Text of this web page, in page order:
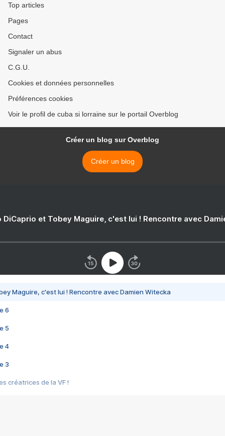
Top articles
Pages
Contact
Signaler un abus
C.G.U.
Cookies et données personnelles
Préférences cookies
Voir le profil de cuba si lorraine sur le portail Overblog
Créer un blog sur Overblog
Créer un blog
DiCaprio et Tobey Maguire, c'est lui ! Rencontre avec
Maguire, c'est lui ! Rencontre avec Damien Witecka
6
5
4
3
créatrices de la VF !